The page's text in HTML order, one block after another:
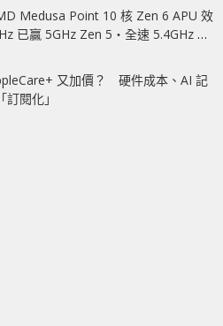
Medusa Point 10 核 Zen 6 APU 效
已贏 5GHz Zen 5‧全速 5.4GHz 更
又加價？ 硬件成本、AI 記
閱化」